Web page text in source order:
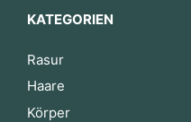
KATEGORIEN
Rasur
Haare
Körper